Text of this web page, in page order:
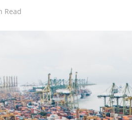
Read